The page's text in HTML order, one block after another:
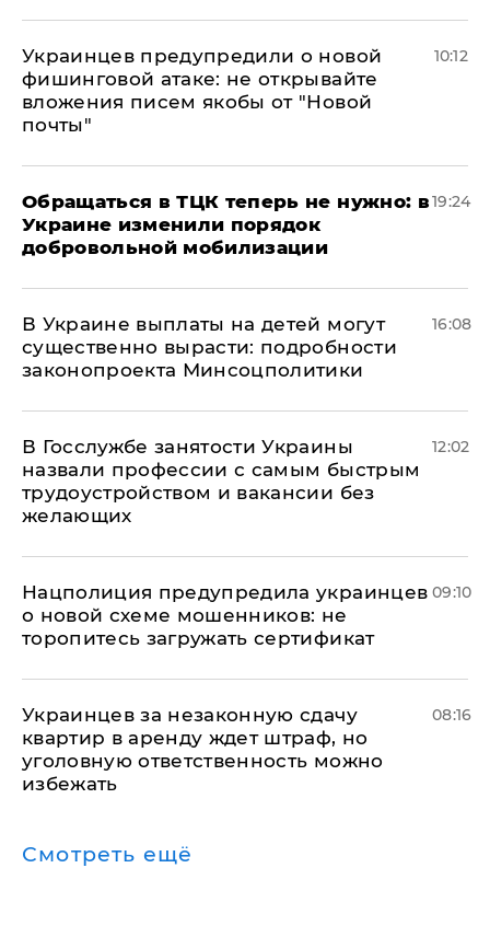
Украинцев предупредили о новой
фишинговой атаке: не открывайте
вложения писем якобы от "Новой
почты"
10:12
Обращаться в ТЦК теперь не нужно: в
Украине изменили порядок
добровольной мобилизации
19:24
В Украине выплаты на детей могут
существенно вырасти: подробности
законопроекта Минсоцполитики
16:08
В Госслужбе занятости Украины
назвали профессии с самым быстрым
трудоустройством и вакансии без
желающих
12:02
Нацполиция предупредила украинцев
о новой схеме мошенников: не
торопитесь загружать сертификат
09:10
Украинцев за незаконную сдачу
квартир в аренду ждет штраф, но
уголовную ответственность можно
избежать
08:16
Смотреть ещё